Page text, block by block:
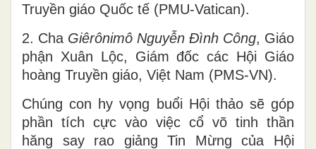
Truyền giáo Quốc tế (PMU-Vatican).
2. Cha Giêrônimô Nguyễn Đình Công, Giáo
phận Xuân Lộc, Giám đốc các Hội Giáo
hoàng Truyền giáo, Việt Nam (PMS-VN).
Chúng con hy vọng buổi Hội thảo sẽ góp
phần tích cực vào việc cổ võ tinh thần
hăng say rao giảng Tin Mừng của Hội